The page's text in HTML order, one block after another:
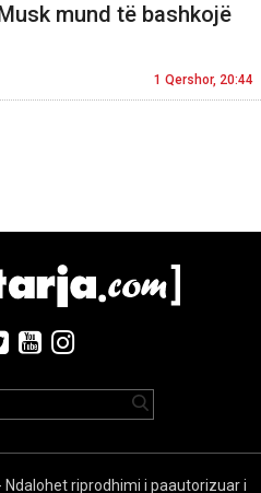
mund të bashkojë
1 Qershor, 20:44
riprodhimi i paautorizuar i